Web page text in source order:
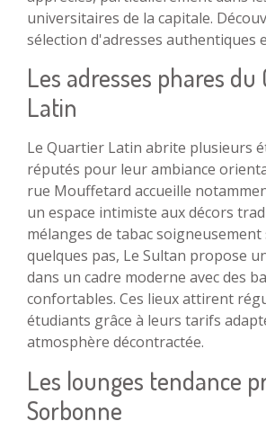
universitaires de la capitale.
sélection d'adresses authentiques
Les adresses phares
Latin
Le Quartier Latin abrite plusieurs
réputés pour leur ambiance
rue Mouffetard accueille
un espace intimiste aux décors
mélanges de tabac soigneusement
quelques pas, Le Sultan propose
dans un cadre moderne avec des
confortables. Ces lieux attirent
étudiants grâce à leurs tarifs
atmosphère décontractée.
Les lounges tendance
Sorbonne